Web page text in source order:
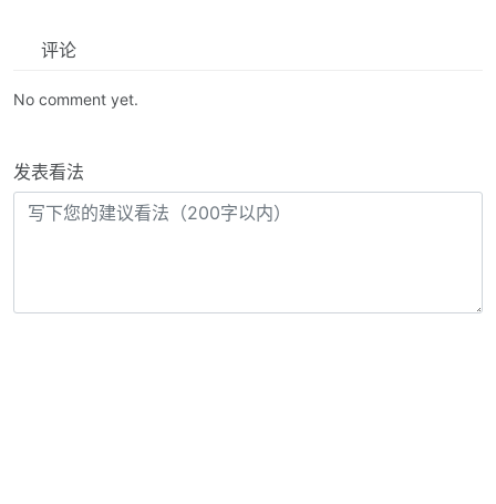
评论
No comment yet.
发表看法